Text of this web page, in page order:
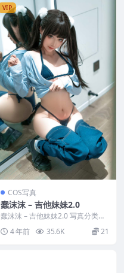
VIP
COS写真
蠢沫沫 – 吉他妹妹2.0
蠢沫沫 – 吉他妹妹2.0 写真分类：
唯美，参与模特：蠢沫沫 [套图大
小]：[1...
4 年前 35.6K 21